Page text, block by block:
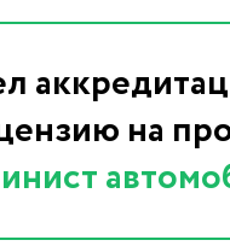
на